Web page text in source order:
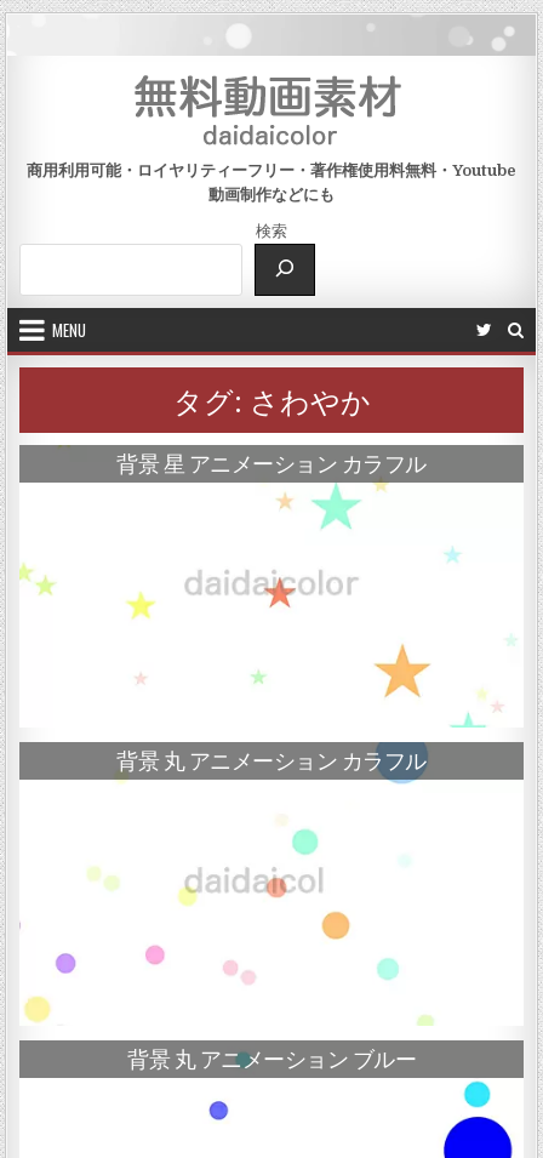
Skip to content
商用利用可能・ロイヤリティーフリー・著作権使用料無料・Youtube
動画制作などにも
検索
MENU
タグ: さわやか
背景 星 アニメーション カラフル
背景 丸 アニメーション カラフル
背景 丸 アニメーション ブルー